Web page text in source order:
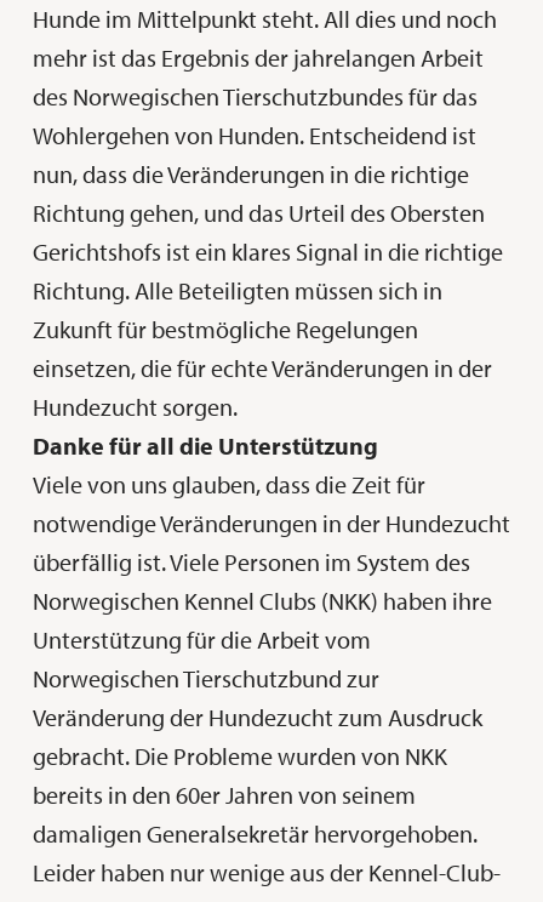
Hunde im Mittelpunkt steht. All dies und noch
mehr ist das Ergebnis der jahrelangen Arbeit
des Norwegischen Tierschutzbundes für das
Wohlergehen von Hunden. Entscheidend ist
nun, dass die Veränderungen in die richtige
Richtung gehen, und das Urteil des Obersten
Gerichtshofs ist ein klares Signal in die richtige
Richtung. Alle Beteiligten müssen sich in
Zukunft für bestmögliche Regelungen
einsetzen, die für echte Veränderungen in der
Hundezucht sorgen.
Danke für all die Unterstützung
Viele von uns glauben, dass die Zeit für
notwendige Veränderungen in der Hundezucht
überfällig ist. Viele Personen im System des
Norwegischen Kennel Clubs (NKK) haben ihre
Unterstützung für die Arbeit vom
Norwegischen Tierschutzbund zur
Veränderung der Hundezucht zum Ausdruck
gebracht. Die Probleme wurden von NKK
bereits in den 60er Jahren von seinem
damaligen Generalsekretär hervorgehoben.
Leider haben nur wenige aus der Kennel-Club-